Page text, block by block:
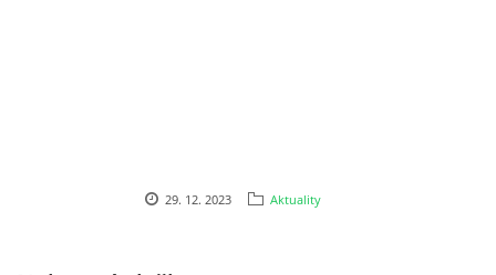
29. 12. 2023 Aktuality